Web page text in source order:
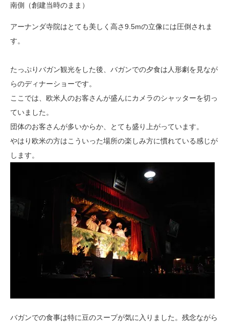
南側（創建当時のまま）
アーナンダ寺院はとても美しく高さ9.5mの立像には圧倒されま
す。
たっぷりバガン観光をした後、バガンでの夕食は人形劇を見なが
らのディナーショーです。
ここでは、欧米人のお客さんが盛んにカメラのシャッターを切っ
ていました。
団体のお客さんが多いからか、とても盛り上がっています。
やはり欧米の方はこういった場所の楽しみ方に慣れている感じが
します。
バガンでの食事は特に豆のスープが気に入りました。残念ながら